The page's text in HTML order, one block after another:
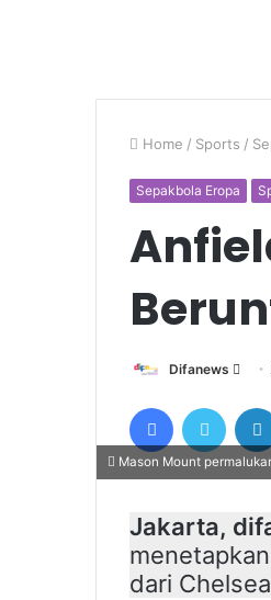
Home / Sports /
Sepakbola Eropa
Difanews
Send
email
FacebookTwitter
Mason Mount
Jakarta,
dari